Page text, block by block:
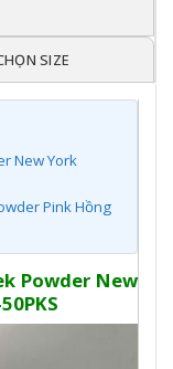
SIZE
New York
Pink Hồng
Powder New